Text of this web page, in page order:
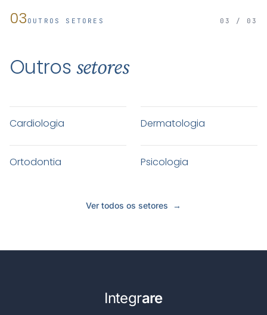
03 OUTROS SETORES 03 / 03
Outros setores
Cardiologia Dermatologia
Ortodontia Psicologia
Ver todos os setores →
Integrare